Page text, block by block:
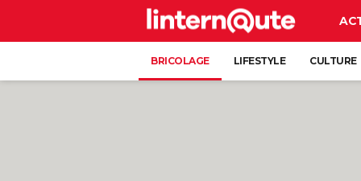
BRICOLAGE LIFESTYLE CULTURE